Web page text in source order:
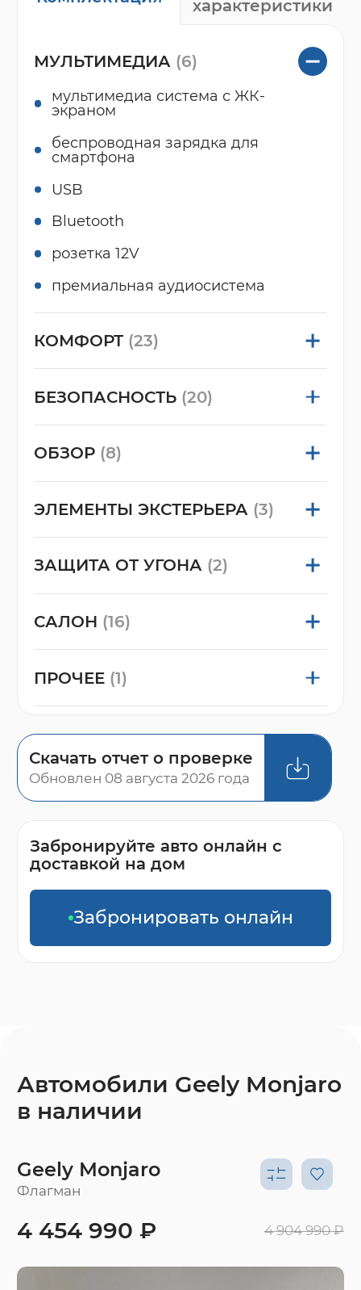
характеристики
МУЛЬТИМЕДИА (6)
мультимедиа система с ЖК-
экраном
беспроводная зарядка для
смартфона
USB
Bluetooth
розетка 12V
премиальная аудиосистема
КОМФОРТ (23)
БЕЗОПАСНОСТЬ (20)
ОБЗОР (8)
ЭЛЕМЕНТЫ ЭКСТЕРЬЕРА (3)
ЗАЩИТА ОТ УГОНА (2)
САЛОН (16)
ПРОЧЕЕ (1)
Скачать отчет о проверке
Обновлен 08 августа 2026 года
Забронируйте авто онлайн с
доставкой на дом
Забронировать онлайн
Автомобили Geely Monjaro
в наличии
Geely Monjaro
Флагман
4 454 990 ₽ 4 904 990 ₽